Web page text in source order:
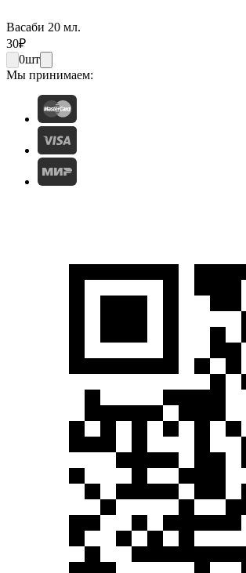
Васаби 20 мл.
30₽
0шт
Мы принимаем: